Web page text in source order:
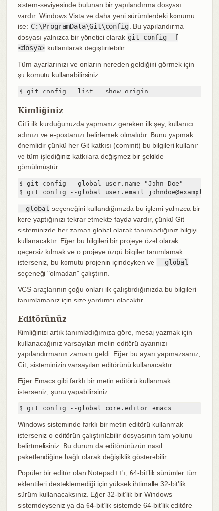
sistem-seviyesinde bulunan bir yapılandırma dosyası
vardır. Windows Vista ve daha yeni sürümlerdeki konumu
ise: C:\ProgramData\Git\config . Bu yapılandırma
dosyası yalnızca bir yönetici olarak git config -f
<dosya> kullanılarak değiştirilebilir.
Tüm ayarlarınızı ve onların nereden geldiğini görmek için
şu komutu kullanabilirsiniz:
$ git config --list --show-origin
Kimliğiniz
Git’i ilk kurduğunuzda yapmanız gereken ilk şey, kullanıcı
adınızı ve e-postanızı belirlemek olmalıdır. Bunu yapmak
önemlidir çünkü her Git katkısı (commit) bu bilgileri kullanır
ve tüm işlediğiniz katkılara değişmez bir şekilde
gömülmüştür.
$ git config --global user.name "John Doe"
$ git config --global user.email
--global seçeneğini kullandığınızda bu işlemi yalnızca bir
kere yaptığınızı tekrar etmekte fayda vardır, çünkü Git
sisteminizde her zaman global olarak tanımladığınız bilgiyi
kullanacaktır. Eğer bu bilgileri bir projeye özel olarak
geçersiz kılmak ve o projeye özgü bilgiler tanımlamak
isterseniz, bu komutu projenin içindeyken ve --global
seçeneği "olmadan" çalıştırın.
VCS araçlarının çoğu onları ilk çalıştırdığınızda bu bilgileri
tanımlamanız için size yardımcı olacaktır.
Editörünüz
Kimliğinizi artık tanımladığımıza göre, mesaj yazmak için
kullanacağınız varsayılan metin editörü ayarınızı
yapılandırmanın zamanı geldi. Eğer bu ayarı yapmazsanız,
Git, sisteminizin varsayılan editörünü kullanacaktır.
Eğer Emacs gibi farklı bir metin editörü kullanmak
isterseniz, şunu yapabilirsiniz:
$ git config --global core.editor emacs
Windows sisteminde farklı bir metin editörü kullanmak
isterseniz o editörün çalıştırılabilir dosyasının tam yolunu
belirtmelisiniz. Bu durum da editörünüzün nasıl
paketlendiğine bağlı olarak değişiklik gösterebilir.
Popüler bir editör olan Notepad++'ı, 64-bit’lik sürümler tüm
eklentileri desteklemediği için yüksek ihtimalle 32-bit’lik
sürüm kullanacaksınız. Eğer 32-bit’lik bir Windows
sistemdeyseniz ya da 64-bit’lik sistemde 64-bit’lik editöre